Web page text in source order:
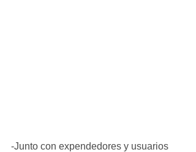
-Junto con expendedores y usuarios